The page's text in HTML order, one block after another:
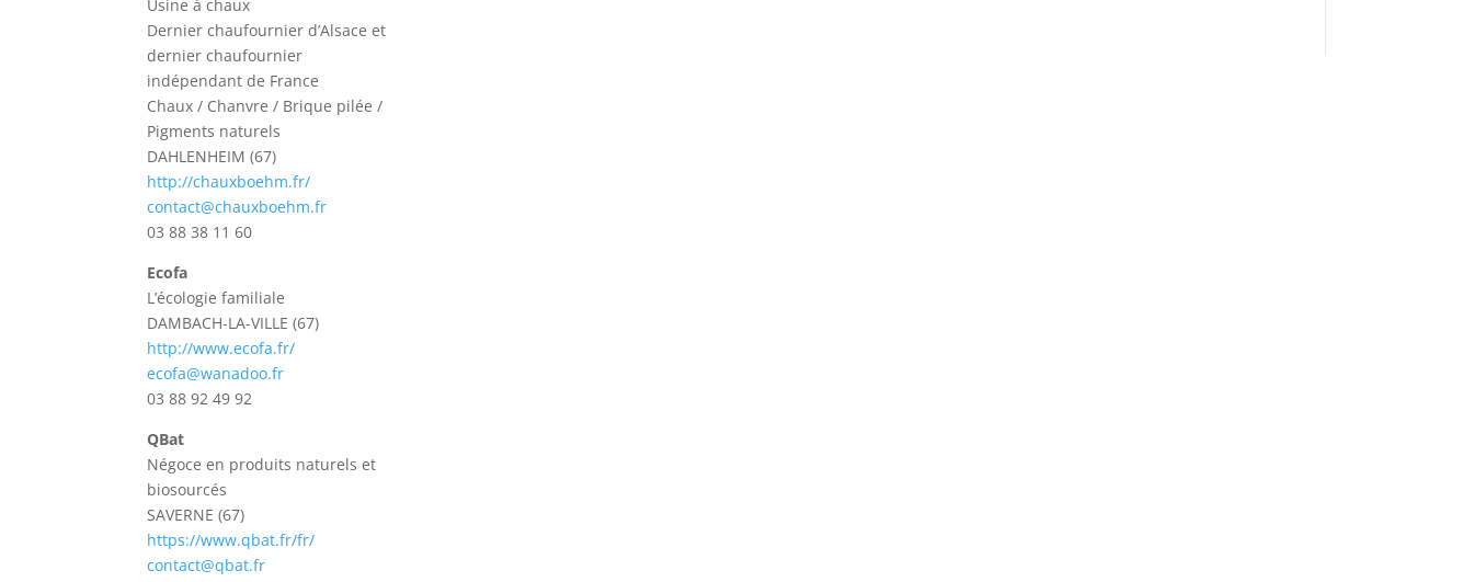
Usine à chaux
Dernier chaufournier d’Alsace et
dernier chaufournier
indépendant de France
Chaux / Chanvre / Brique pilée /
Pigments naturels
DAHLENHEIM (67)
http://chauxboehm.fr/
contact@chauxboehm.fr
03 88 38 11 60
Ecofa
L’écologie familiale
DAMBACH-LA-VILLE (67)
http://www.ecofa.fr/
ecofa@wanadoo.fr
03 88 92 49 92
QBat
Négoce en produits naturels et
biosourcés
SAVERNE (67)
https://www.qbat.fr/fr/
contact@qbat.fr